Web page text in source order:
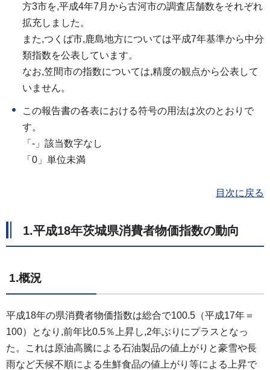
方3市を,平成4年7月から古河市の調査店舗数をそれぞれ
拡充しました。
また,つくば市,鹿島地方については平成7年基準から中分
類指数を公表しています。
なお,笠間市の指数については,精度の観点から公表して
いません。
この報告書の各表における符号の用法は次のとおりで
す。
「-」該当数字なし
「0」単位未満
目次に戻る
1.平成18年茨城県消費者物価指数の動向
1.概況
平成18年の県消費者物価指数は総合で100.5（平成17年＝
100）となり,前年比0.5％上昇し,2年ぶりにプラスとなっ
た。これは原油高騰による石油製品の値上がりと豪雪や長
雨など天候不順による生鮮食品の値上がり等による上昇で